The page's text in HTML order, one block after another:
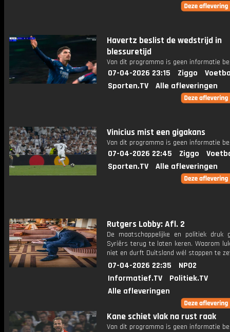
Havertz beslist de wedstrijd in
blessuretijd
Van dit programma is geen informatie
07-04-2026 23:15 Ziggo
Sporten.TV
Alle afleveringen
Vinicius mist een gigakans
Van dit programma is geen informatie
07-04-2026 22:45 Ziggo
Sporten.TV
Alle afleveringen
Rutgers Lobby: Afl. 2
De maatschappelijke en politiek druk
Syriërs terug te laten keren. Waarom
niet en durft Duitsland wél stappen te
07-04-2026 22:35
NPO2
Informatief.TV
Politiek.TV
Alle afleveringen
Kane schiet vlak na rust raak
Van dit programma is geen informatie